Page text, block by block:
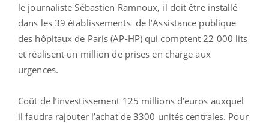
le journaliste Sébastien Ramnoux, il doit être installé
dans les 39 établissements de l’Assistance publique
des hôpitaux de Paris (AP-HP) qui comptent 22 000 lits
et réalisent un million de prises en charge aux
urgences.
Coût de l’investissement 125 millions d’euros auxquel
il faudra rajouter l’achat de 3300 unités centrales. Pour